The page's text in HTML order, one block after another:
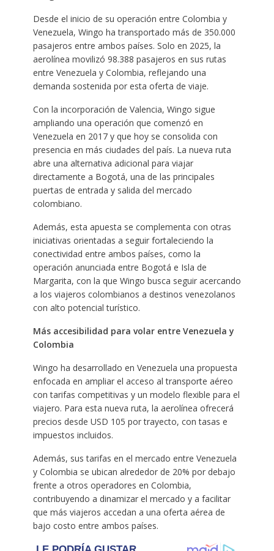
Desde el inicio de su operación entre Colombia y
Venezuela, Wingo ha transportado más de 350.000
pasajeros entre ambos países. Solo en 2025, la
aerolínea movilizó 98.388 pasajeros en sus rutas
entre Venezuela y Colombia, reflejando una
demanda sostenida por esta oferta de viaje.
Con la incorporación de Valencia, Wingo sigue
ampliando una operación que comenzó en
Venezuela en 2017 y que hoy se consolida con
presencia en más ciudades del país. La nueva ruta
abre una alternativa adicional para viajar
directamente a Bogotá, una de las principales
puertas de entrada y salida del mercado
colombiano.
Además, esta apuesta se complementa con otras
iniciativas orientadas a seguir fortaleciendo la
conectividad entre ambos países, como la
operación anunciada entre Bogotá e Isla de
Margarita, con la que Wingo busca seguir acercando
a los viajeros colombianos a destinos venezolanos
con alto potencial turístico.
Más accesibilidad para volar entre Venezuela y
Colombia
Wingo ha desarrollado en Venezuela una propuesta
enfocada en ampliar el acceso al transporte aéreo
con tarifas competitivas y un modelo flexible para el
viajero. Para esta nueva ruta, la aerolínea ofrecerá
precios desde USD 105 por trayecto, con tasas e
impuestos incluidos.
Además, sus tarifas en el mercado entre Venezuela
y Colombia se ubican alrededor de 20% por debajo
frente a otros operadores en Colombia,
contribuyendo a dinamizar el mercado y a facilitar
que más viajeros accedan a una oferta aérea de
bajo costo entre ambos países.